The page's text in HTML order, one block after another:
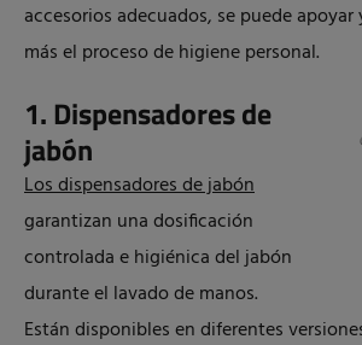
accesorios adecuados, se puede
más el proceso de higiene personal.
1. Dispensadores de
jabón
Los dispensadores de jabón
garantizan una dosificación
controlada e higiénica del jabón
durante el lavado de manos.
Están disponibles en diferentes